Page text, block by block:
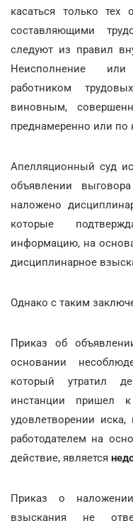
касаться только тех
составляющими
следуют из правил
Неисполнение
работником
виновным,
преднамеренно или по
Апелляционный суд
объявлении
наложено
которые
информацию, на
дисциплинарное
Однако с таким
Приказ об
основании
который утратил
инстанции пришел
удовлетворении
работодателем на
действие, является
Приказ о
взыскания не